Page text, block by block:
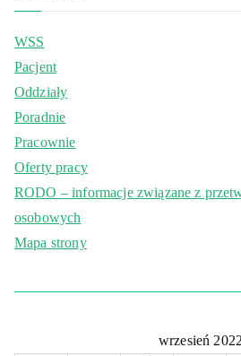
WSS
Pacjent
Oddziały
Poradnie
Pracownie
Oferty pracy
RODO – informacje związane z
osobowych
Mapa strony
wrzesień 2022